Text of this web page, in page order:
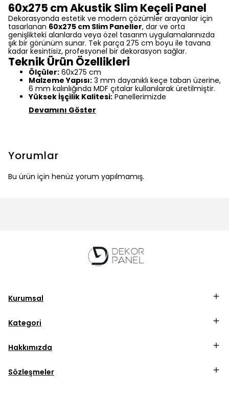
60x275 cm Akustik Slim Keçeli Panel
Dekorasyonda estetik ve modern çözümler arayanlar için
tasarlanan 60x275 cm Slim Paneller, dar ve orta
genişlikteki alanlarda veya özel tasarım uygulamalarınızda
şık bir görünüm sunar. Tek parça 275 cm boyu ile tavana
kadar kesintisiz, profesyonel bir dekorasyon sağlar.
Teknik Ürün Özellikleri
Ölçüler: 60x275 cm
Malzeme Yapısı: 3 mm dayanıklı keçe taban üzerine,
6 mm kalınlığında MDF çıtalar kullanılarak üretilmiştir.
Yüksek İşçilik Kalitesi: Panellerimizde
Devamını Göster
Yorumlar
Bu ürün için henüz yorum yapılmamış.
Kurumsal
Kategori
Hakkımızda
Sözleşmeler